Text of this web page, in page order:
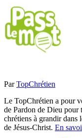
Par TopChrétien
Le TopChrétien a pour
de Pardon de Dieu pour
chrétiens à grandir dans
de Jésus-Christ. En